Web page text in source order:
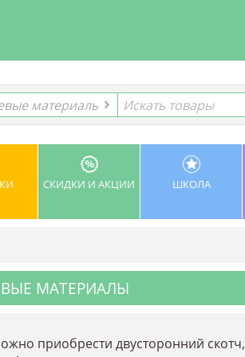
материалы
материалы
СКИДКИ И АКЦИИ ШКОЛА
МАТЕРИАЛЫ
приобрести двусторонний